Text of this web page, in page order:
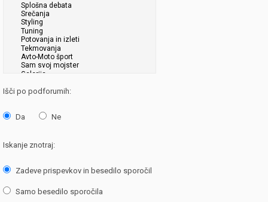
Išči po podforumih:
Da Ne
Iskanje znotraj:
Zadeve prispevkov in besedilo sporočil
Samo besedilo sporočila